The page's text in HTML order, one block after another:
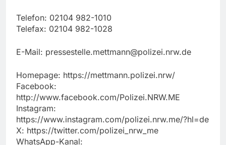
Telefon: 02104 982-1010
Telefax: 02104 982-1028
E-Mail: pressestelle.mettmann@polizei.nrw.de
Homepage: https://mettmann.polizei.nrw/
Facebook:
http://www.facebook.com/Polizei.NRW.ME
Instagram:
https://www.instagram.com/polizei.nrw.me/?hl=de
X: https://twitter.com/polizei_nrw_me
WhatsApp-Kanal: